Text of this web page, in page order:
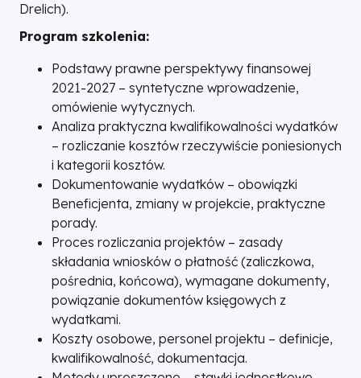
Drelich).
Program szkolenia:
Podstawy prawne perspektywy finansowej
2021-2027 – syntetyczne wprowadzenie,
omówienie wytycznych.
Analiza praktyczna kwalifikowalności wydatków
– rozliczanie kosztów rzeczywiście poniesionych
i kategorii kosztów.
Dokumentowanie wydatków – obowiązki
Beneficjenta, zmiany w projekcie, praktyczne
porady.
Proces rozliczania projektów – zasady
składania wniosków o płatność (zaliczkowa,
pośrednia, końcowa), wymagane dokumenty,
powiązanie dokumentów księgowych z
wydatkami.
Koszty osobowe, personel projektu – definicje,
kwalifikowalność, dokumentacja.